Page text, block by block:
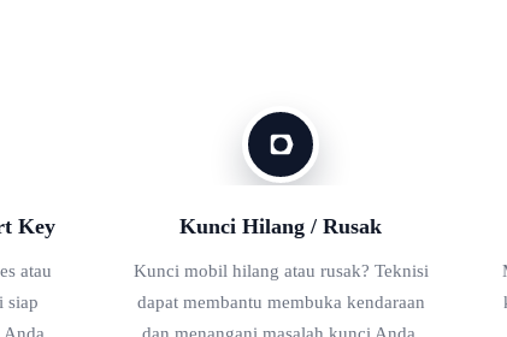
Key
atau
siap
Kunci Hilang / Rusak
Kunci mobil hilang atau rusak? Teknisi
dapat membantu membuka kendaraan